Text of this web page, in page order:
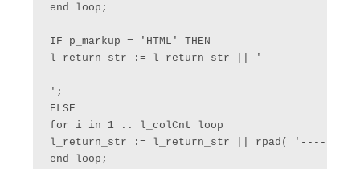
end loop;
IF p_markup = 'HTML' THEN
l_return_str := l_return_str || '
';
ELSE
for i in 1 .. l_colCnt loop
l_return_str := l_return_str || rpad( '----',
end loop;